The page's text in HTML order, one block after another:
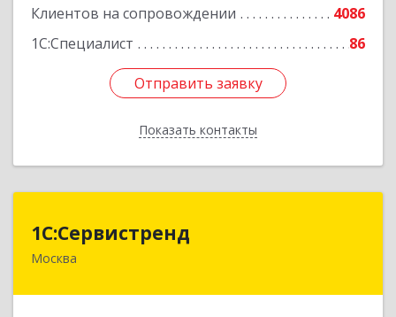
Клиентов на сопровождении
4086
1С:Специалист
86
Отправить заявку
Показать контакты
Отправить заявку
Назад
1С:Сервистренд
Москва
107023, Москва г, Семёновский пер, дом № 15,